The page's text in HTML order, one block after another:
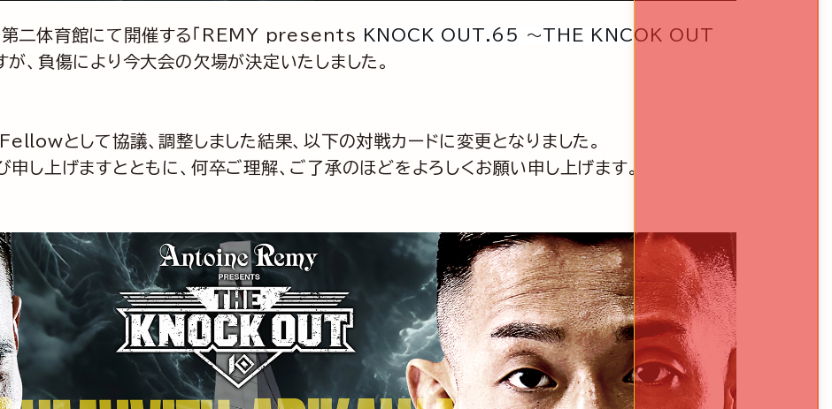
二体育館にて開催する「REMY presents
KNOCK OUT.65 ～THE KNCOK OUT
、負傷により今大会の欠場が決定いたしました。
として協議、調整しました結果、以下の対戦カードに変更となりました。
し上げますとともに、何卒ご理解、ご了承のほどをよろしくお願い申し上げます。